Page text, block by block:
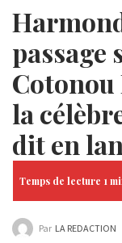
passage
Cotonou
la
dit en
Par LA REDACTION